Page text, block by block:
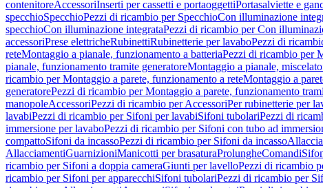
contenitoreAccessoriInserti per cassetti e portaoggettiPortasalviette e
specchioSpecchioPezzi di ricambio per SpecchioCon illuminazione
specchioCon illuminazione integrataPezzi di ricambio per Con
accessoriPrese elettricheRubinettiRubinetterie per lavaboPezzi di
reteMontaggio a pianale, funzionamento a batteriaPezzi di ricambio per
pianale, funzionamento tramite generatoreMontaggio a pianale,
ricambio per Montaggio a parete, funzionamento a reteMontaggio a
generatorePezzi di ricambio per Montaggio a parete, funzionamento
manopoleAccessoriPezzi di ricambio per AccessoriPer rubinetterie per
lavabiPezzi di ricambio per Sifoni per lavabiSifoni tubolariPezzi di
immersione per lavaboPezzi di ricambio per Sifoni con tubo ad
compattoSifoni da incassoPezzi di ricambio per Sifoni da incasso
AllacciamentiGuarnizioniManicotti per brasaturaProlungheComandi
ricambio per Sifoni a doppia cameraGiunti per lavelloPezzi di ricambio
ricambio per Sifoni per apparecchiSifoni tubolariPezzi di ricambio per